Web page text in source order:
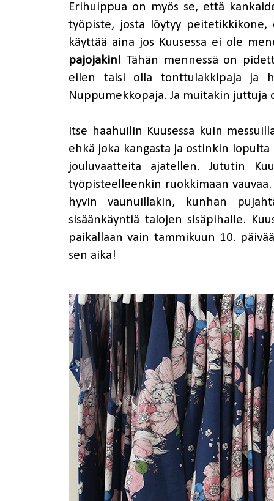
Erihuippua on myös se, että
työpiste, josta löytyy peitetikkikone,
käyttää aina jos Kuusessa ei ole
pajojakin! Tähän mennessä on
eilen taisi olla tonttulakkipaja ja
Nuppumekkopaja. Ja muitakin juttuja
Itse haahuilin Kuusessa kuin
ehkä joka kangasta ja ostinkin
jouluvaatteita ajatellen. Jututin
työpisteelleenkin ruokkimaan
hyvin vaunuillakin, kunhan
sisäänkäyntiä talojen sisäpihalle.
paikallaan vain tammikuun 10.
sen aika!